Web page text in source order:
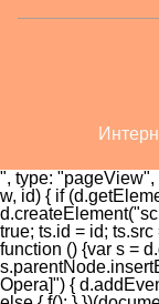
", type: "pageView",
w, id) { if
true; ts.id = id;
function () {var s =
Opera]") {